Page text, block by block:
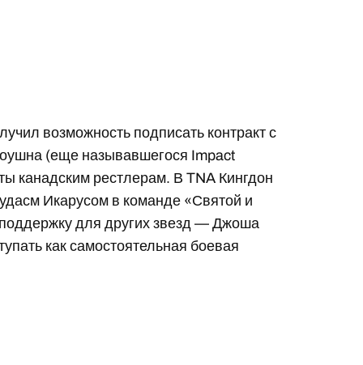
возможность подписать контракт с
(еще называвшегося Impact
канадским рестлерам. В TNA Кингдон
Икарусом в команде «Святой и
для других звезд — Джоша
как самостоятельная боевая